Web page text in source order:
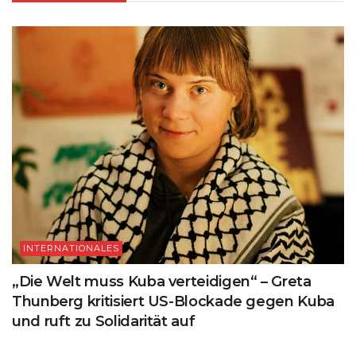
INTERNATIONALES
„Die Welt muss Kuba verteidigen“ – Greta
Thunberg kritisiert US-Blockade gegen Kuba
und ruft zu Solidarität auf